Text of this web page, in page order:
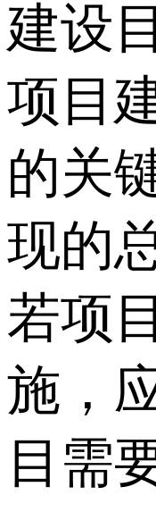
建设
项目
的关
现的
若项
施，
目需